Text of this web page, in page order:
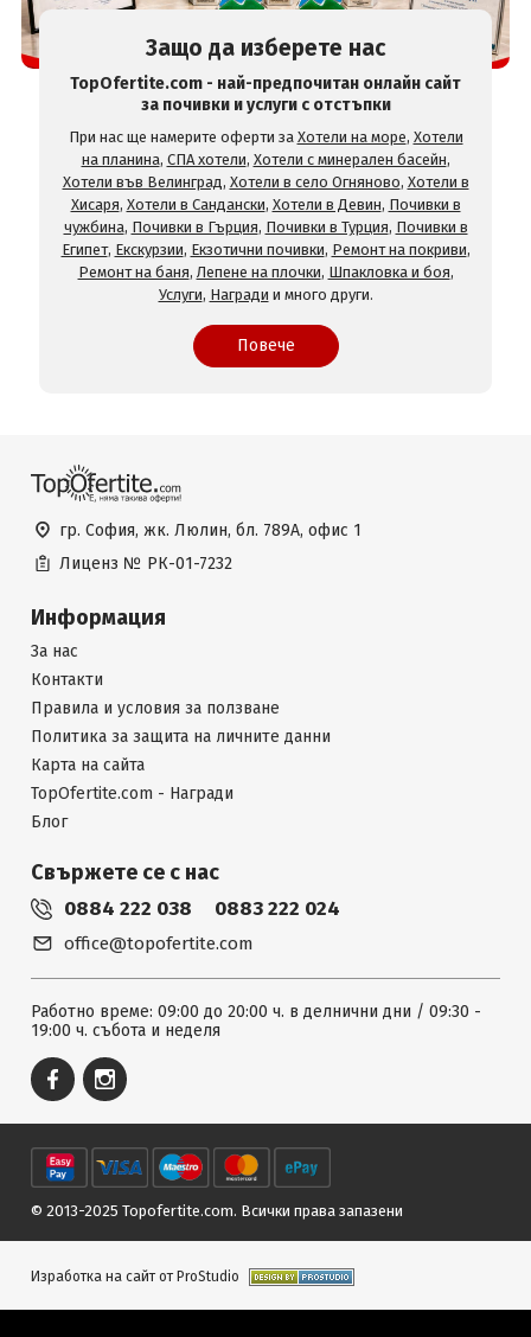
Защо да изберете нас
TopOfertite.com - най-предпочитан онлайн сайт
за почивки и услуги с отстъпки
При нас ще намерите оферти за Хотели на море, Хотели
на планина, СПА хотели, Хотели с минерален басейн,
Хотели във Велинград, Хотели в село Огняново, Хотели в
Хисаря, Хотели в Сандански, Хотели в Девин, Почивки в
чужбина, Почивки в Гърция, Почивки в Турция, Почивки в
Египет, Екскурзии, Екзотични почивки, Ремонт на покриви,
Ремонт на баня, Лепене на плочки, Шпакловка и боя,
Услуги, Награди и много други.
Повече
гр. София, жк. Люлин, бл. 789А, офис 1
Лиценз № РК-01-7232
Информация
За нас
Контакти
Правила и условия за ползване
Политика за защита на личните данни
Карта на сайта
TopOfertite.com - Награди
Блог
Свържете се с нас
0884 222 038 0883 222 024
office@topofertite.com
Работно време: 09:00 до 20:00 ч. в делнични дни / 09:30 -
19:00 ч. събота и неделя
© 2013-2025 Topofertite.com. Всички права запазени
Изработка на сайт от ProStudio